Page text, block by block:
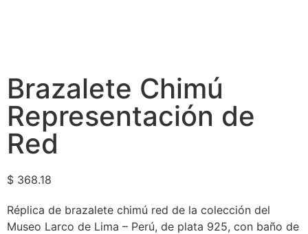
Brazalete Chimú
Representación de
Red
$ 368.18
Réplica de brazalete chimú red de la colección del
Museo Larco de Lima – Perú, de plata 925, con baño de